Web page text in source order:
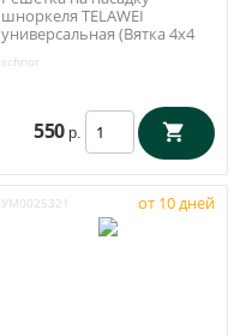
шноркеля TELAWEI
универсальная (Вятка 4x4
schnor
550 р.
УМ0025321 от 10 дней